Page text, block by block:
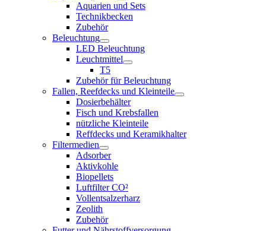
Aquarien und Sets
Technikbecken
Zubehör
Beleuchtung
LED Beleuchtung
Leuchtmittel
T5
Zubehör für Beleuchtung
Fallen, Reefdecks und Kleinteile
Dosierbehälter
Fisch und Krebsfallen
nützliche Kleinteile
Reffdecks und Keramikhalter
Filtermedien
Adsorber
Aktivkohle
Biopellets
Luftfilter CO²
Vollentsalzerharz
Zeolith
Zubehör